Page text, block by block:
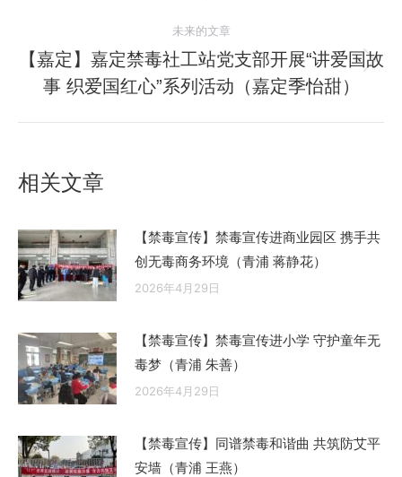
文
章：
未来的文章
未
来
的
【嘉定】嘉定禁毒社工站党支部开展“讲爱国故
事 织爱国红心”系列活动（嘉定季怡甜）
相关文章
【禁毒宣传】禁毒宣传进商业园区 携手共
创无毒商务环境（青浦 蒋静花）
2026年4月29日
【禁毒宣传】禁毒宣传进小学 守护童年无
毒梦（青浦 朱善）
2026年4月29日
【禁毒宣传】同谱禁毒和谐曲 共筑防艾平
安墙（青浦 王燕）